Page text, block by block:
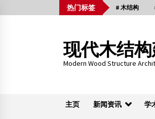
to
热门标签 # 木结构
现代木结构
Modern Wood Structure
主页 新闻资讯 学